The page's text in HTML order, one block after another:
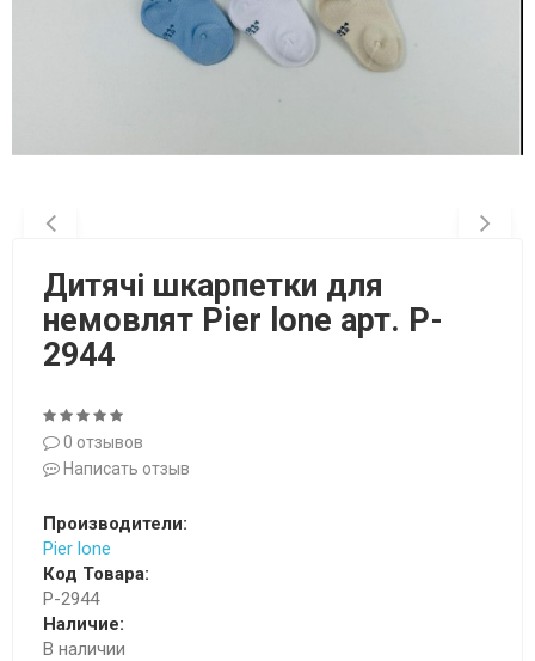
Дитячі шкарпетки для
немовлят Pier lone арт. P-
2944
0 отзывов
Написать отзыв
Производители:
Pier lone
Код Товара:
P-2944
Наличие:
В наличии